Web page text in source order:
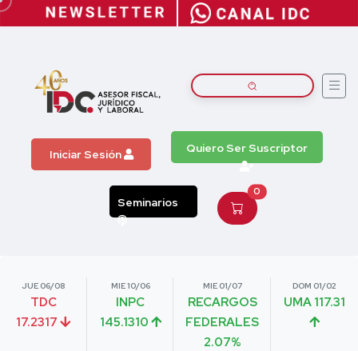
Iniciar Sesión Quiero Ser Suscriptor
Seminarios
0
JUE 06/08
TDC
17.2317
MIE 10/06
INPC
145.1310
MIE 01/07
RECARGOS
FEDERALES
2.07%
DOM 01/02
UMA 117.31